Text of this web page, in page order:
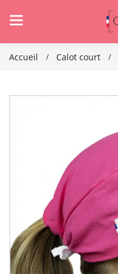
Accueil Calot court